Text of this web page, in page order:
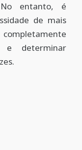
entanto, é
de mais
e determinar